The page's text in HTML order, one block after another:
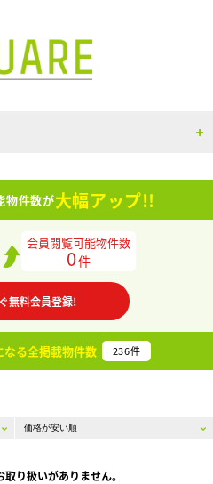
物件数が大幅アップ!!
会員閲覧可能物件数
0件
無料会員登録!
なる全掲載物件数 236件
り扱いがありません。